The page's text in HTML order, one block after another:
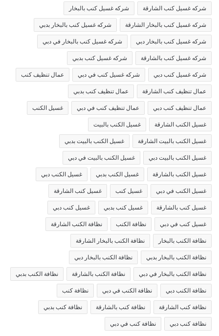
شركه غسيل كنب الشارقة شركه غسيل كنب بالبخار
شركه غسيل كنب بالبخار الشارقة شركه غسيل كنب بالبخار بدبي
شركه غسيل كنب بالبخار دبي شركه غسيل كنب بالبخار في دبي
شركه غسيل كنب بالشارقة شركه غسيل كنب بدبي
شركه غسيل كنب دبي شركه غسيل كنب في دبي عمال تنظيف كنب
عمال تنظيف كنب الشارقة عمال تنظيف كنب بدبي
عمال تنظيف كنب دبي عمال تنظيف كنب في دبي غسيل الكنب
غسيل الكنب الشارقة غسيل الكنب بالبيت
غسيل الكنب بالبيت الشارقة غسيل الكنب بالبيت بدبي
غسيل الكنب بالبيت دبي غسيل الكنب بالبيت في دبي
غسيل الكنب بالشارقة غسيل الكنب بدبي غسيل الكنب دبي
غسيل الكنب في دبي غسيل كنب غسيل كنب الشارقة
غسيل كنب بالشارقة غسيل كنب بدبي غسيل كنب دبي
غسيل كنب في دبي نظافة الكنب نظافة الكنب الشارقة
نظافة الكنب بالبخار نظافة الكنب بالبخار الشارقة
نظافة الكنب بالبخار بدبي نظافة الكنب بالبخار دبي
نظافة الكنب بالبخار في دبي نظافة الكنب بالشارقة نظافة الكنب بدبي
نظافة الكنب دبي نظافة الكنب في دبي نظافة كنب
نظافة كنب الشارقة نظافة كنب بالشارقة نظافة كنب بدبي
نظافة كنب دبي نظافة كنب في دبي